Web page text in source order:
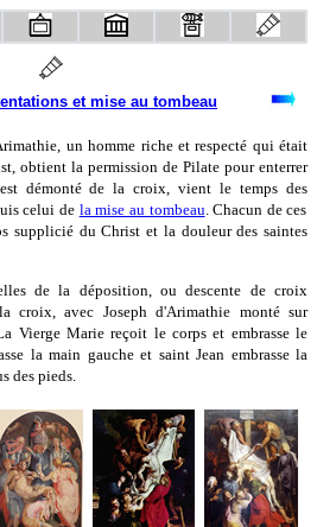
et mise au tombeau
un homme riche et respecté qui était
obtient la permission de Pilate pour enterrer
démonté de la croix, vient le temps des
celui de la mise au tombeau. Chacun de ces
supplicié du Christ et la douleur des saintes
de la déposition, ou descente de croix
croix, avec Joseph d'Arimathie monté sur
Vierge Marie reçoit le corps et embrasse le
la main gauche et saint Jean embrasse la
des pieds.